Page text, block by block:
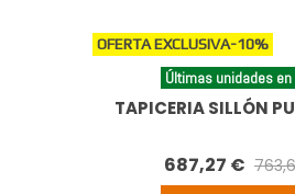
OFERTA EXCLUSIVA-10%
Últimas unidades
TAPICERIA SILLÓN
687,27 €